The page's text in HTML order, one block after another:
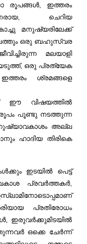
രൂപങ്ങൾ, ഇത്തരം
ചെറിയ
മനുഷ്യരിലേക്ക്
ഒരു ബഹുസ്വര
മലയാളി
ഒരു പ്രത്യേക
ശ്രമങ്ങളെ
ഈ വിഷയത്തിൽ
പൂണ്ടു നടത്തുന്ന
അല്ല
ഹാദിയ തിരികെ
ഇടയിൽ പെട്ട്
പ്രവർത്തകർ,
പ്രതിരോധം
ഇരുവർക്കുമിടയിൽ
ഒക്കെ ചേർന്ന്